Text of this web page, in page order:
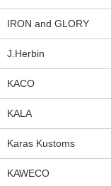
IRON and GLORY
J.Herbin
KACO
KALA
Karas Kustoms
KAWECO